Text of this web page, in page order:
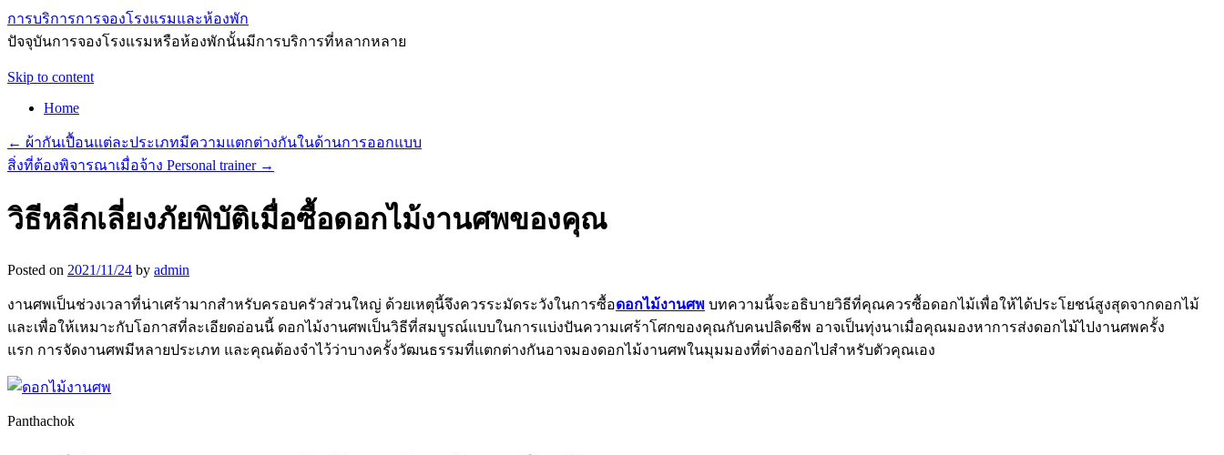
การบริการการจองโรงแรมและห้องพัก
ปัจจุบันการจองโรงแรมหรือห้องพักนั้นมีการบริการที่หลากหลาย
Skip to content
Home
← ผ้ากันเปื้อนแต่ละประเภทมีความแตกต่างกันในด้านการออกแบบ
สิ่งที่ต้องพิจารณาเมื่อจ้าง Personal trainer →
วิธีหลีกเลี่ยงภัยพิบัติเมื่อซื้อดอกไม้งานศพของคุณ
Posted on 2021/11/24 by admin
งานศพเป็นช่วงเวลาที่น่าเศร้ามากสำหรับครอบครัวส่วนใหญ่ ด้วยเหตุนี้จึงควรระมัดระวังในการซื้อดอกไม้งานศพ บทความนี้จะอธิบายวิธีที่คุณควรซื้อดอกไม้เพื่อให้ได้ประโยชน์สูงสุดจากดอกไม้
และเพื่อให้เหมาะกับโอกาสที่ละเอียดอ่อนนี้ ดอกไม้งานศพเป็นวิธีที่สมบูรณ์แบบในการแบ่งปันความเศร้าโศกของคุณกับคนปลิดชีพ อาจเป็นทุ่งนาเมื่อคุณมองหาการส่งดอกไม้ไปงานศพครั้ง
แรก การจัดงานศพมีหลายประเภท และคุณต้องจำไว้ว่าบางครั้งวัฒนธรรมที่แตกต่างกันอาจมองดอกไม้งานศพในมุมมองที่ต่างออกไปสำหรับตัวคุณเอง
Panthachok